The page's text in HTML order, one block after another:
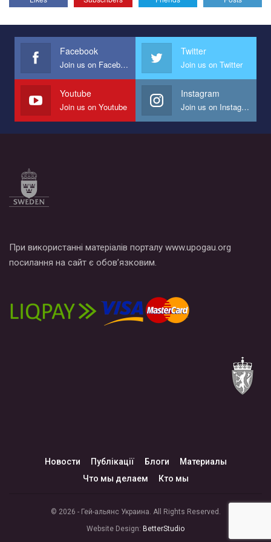
Эмоционально сильный ролик от команды "Гей-альянс
представляющий программу развития организации.
Мы просим вас поддержать нас и помочь нам реализовать
наш план по борьбе с насилием и дискриминацией на почве
СОГИ в Украине.
Все, что вам нужно сделать - это зайти на наш канал YouTube
по этой ссылке и поставить лайк под видео.
Facebook
Join us on Facebook
Twitter
Join us on Twitter
Youtube
Join us on Youtube
Instagram
Join us on Instagram
При використанні матеріалів порталу www.upogau.org
посилання на сайт є обов’язковим.
Новости Публікації Блоги
Материалы
Что мы делаем
Кто мы
© 2026 - Гей-альянс Украина. All Rights Reserved.
Website Design: BetterStudio